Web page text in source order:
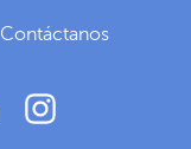
Contáctanos